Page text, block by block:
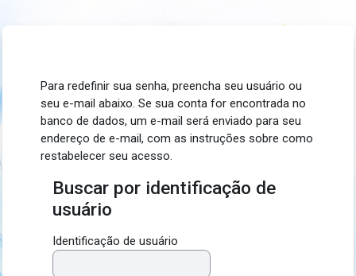
Para redefinir sua senha, preencha seu usuário ou
seu e-mail abaixo. Se sua conta for encontrada no
banco de dados, um e-mail será enviado para seu
endereço de e-mail, com as instruções sobre como
restabelecer seu acesso.
Buscar por identificação de usuário
Buscar por identificação de
usuário
Identificação de usuário